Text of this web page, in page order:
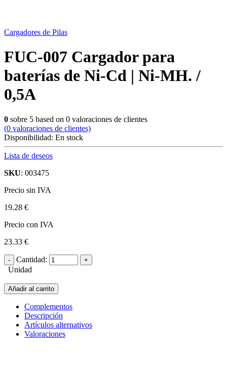
Cargadores de Pilas
FUC-007 Cargador para
baterías de Ni-Cd | Ni-MH. /
0,5A
0 sobre 5 based on 0 valoraciones de clientes
(0 valoraciones de clientes)
Disponibilidad: En stock
Lista de deseos
SKU: 003475
Precio sin IVA
19.28 €
Precio con IVA
23.33 €
Cantidad:
Unidad
Añadir al carrito
Complementos
Descripción
Artículos alternativos
Valoraciones